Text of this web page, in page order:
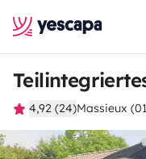
4,92 (24)Massieux